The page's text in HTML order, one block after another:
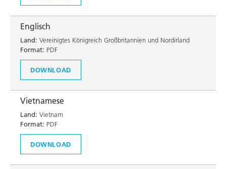
Englisch
Land: Vereinigtes Königreich Großbritannien und Nordirland
Format: PDF
DOWNLOAD
Vietnamese
Land: Vietnam
Format: PDF
DOWNLOAD